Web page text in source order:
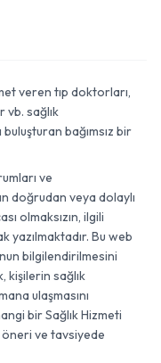
veren tıp doktorları,
sağlık
bağımsız bir
ve
doğrudan veya dolaylı
olmaksızın, ilgili
yazılmaktadır. Bu web
bilgilendirilmesini
kişilerin sağlık
ulaşmasını
bir Sağlık Hizmeti
öneri ve tavsiyede